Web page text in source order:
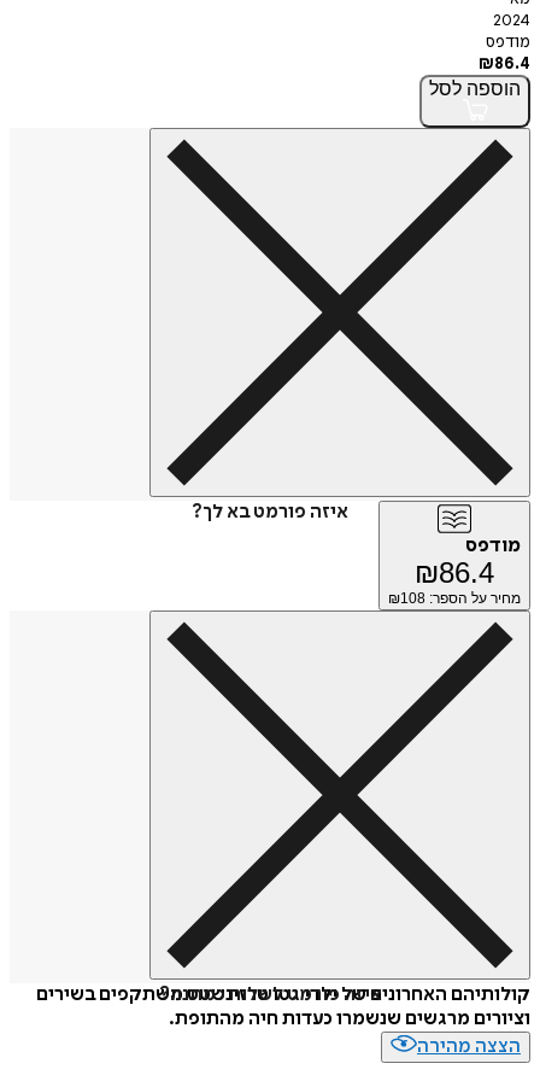
לסל
איזה פורמט בא לך?
₪
על הספר: ₪108
איזה פורמט לשלוח כמתנה?
האחרונים של ילדי גטו טרזינשטט משתקפים בשירים
מרגשים שנשמרו כעדות חיה מהתופת.
מהירה